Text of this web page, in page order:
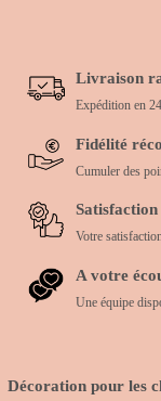
Livraison
Expédition en
Fidélité
Cumuler des
Votre
A votre
Une équipe
Décoration pour les